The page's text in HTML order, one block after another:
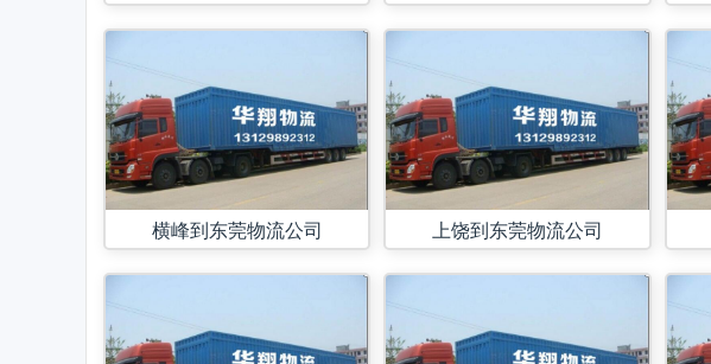
横峰到东莞物流公司 上饶到东莞物流公司